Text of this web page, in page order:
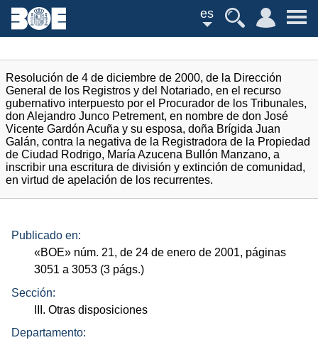
es
Resolución de 4 de diciembre de 2000, de la Dirección
General de los Registros y del Notariado, en el recurso
gubernativo interpuesto por el Procurador de los Tribunales,
don Alejandro Junco Petrement, en nombre de don José
Vicente Gardón Acuña y su esposa, doña Brígida Juan
Galán, contra la negativa de la Registradora de la Propiedad
de Ciudad Rodrigo, María Azucena Bullón Manzano, a
inscribir una escritura de división y extinción de comunidad,
en virtud de apelación de los recurrentes.
Publicado en:
«BOE» núm. 21, de 24 de enero de 2001, páginas
3051 a 3053 (3 págs.)
Sección:
III. Otras disposiciones
Departamento: